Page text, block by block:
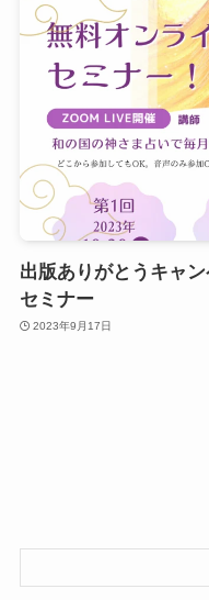
出版ありがとうキャ
セミナー
2023年9月17日